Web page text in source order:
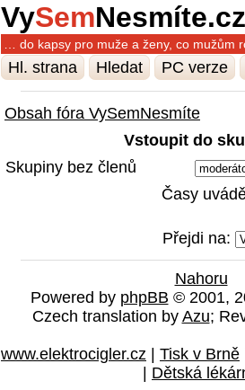
VySemNesmíte.cz
… do kapsy pro muže a ženy, co mužům
Hl. strana Hledat PC verze
Obsah fóra VySemNesmíte
Vstoupit do
Skupiny bez členů
Časy
Přejdi na:
Nahoru
Powered by phpBB © 2001,
Czech translation by Azu;
www.elektrocigler.cz Tisk v Brně
Dětská